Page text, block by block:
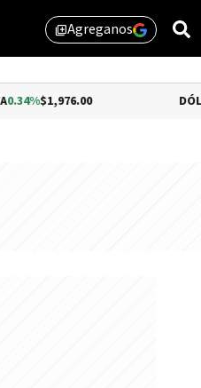
library_addAgreganos
DÓLAR MEP -0.54%